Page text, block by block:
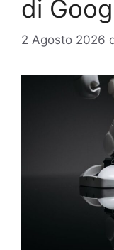
di
2 Agosto 2026